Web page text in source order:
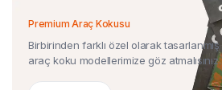
Premium Araç Kokusu
Birbirinden farklı özel olarak tasarlanmış
araç koku modellerimize göz atmalısınız.